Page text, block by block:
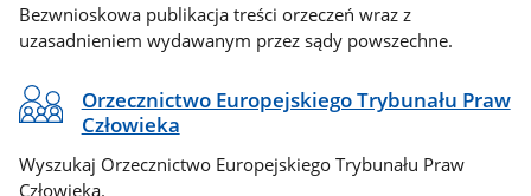
Bezwnioskowa publikacja treści orzeczeń wraz z
uzasadnieniem wydawanym przez sądy powszechne.
Orzecznictwo Europejskiego Trybunału Praw
Człowieka
Wyszukaj Orzecznictwo Europejskiego Trybunału Praw
Człowieka.